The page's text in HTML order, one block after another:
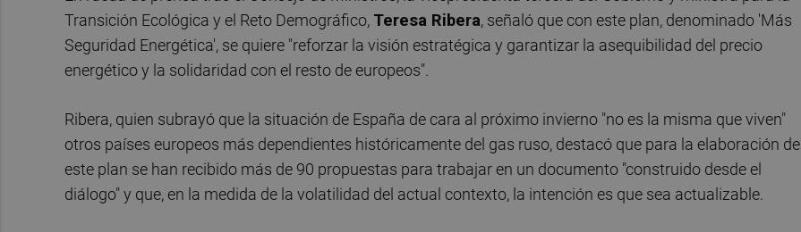
Transición Ecológica y el Reto Demográfico, Teresa Ribera, señaló que con este plan, denominado 'Más
Seguridad Energética', se quiere "reforzar la visión estratégica y garantizar la asequibilidad del precio
energético y la solidaridad con el resto de europeos".
Ribera, quien subrayó que la situación de España de cara al próximo invierno "no es la misma que viven"
otros países europeos más dependientes históricamente del gas ruso, destacó que para la elaboración de
este plan se han recibido más de 90 propuestas para trabajar en un documento "construido desde el
diálogo" y que, en la medida de la volatilidad del actual contexto, la intención es que sea actualizable.